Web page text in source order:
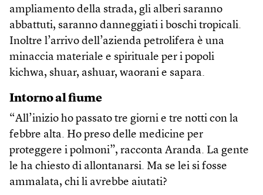
ampliamento della strada, gli alberi saranno
abbattuti, saranno danneggiati i boschi tropicali.
Inoltre l’arrivo dell’azienda petrolifera è una
minaccia materiale e spirituale per i popoli
kichwa, shuar, ashuar, waorani e sapara.
Intorno al fiume
“All’inizio ho passato tre giorni e tre notti con la
febbre alta. Ho preso delle medicine per
proteggere i polmoni”, racconta Aranda. La gente
le ha chiesto di allontanarsi. Ma se lei si fosse
ammalata, chi li avrebbe aiutati?